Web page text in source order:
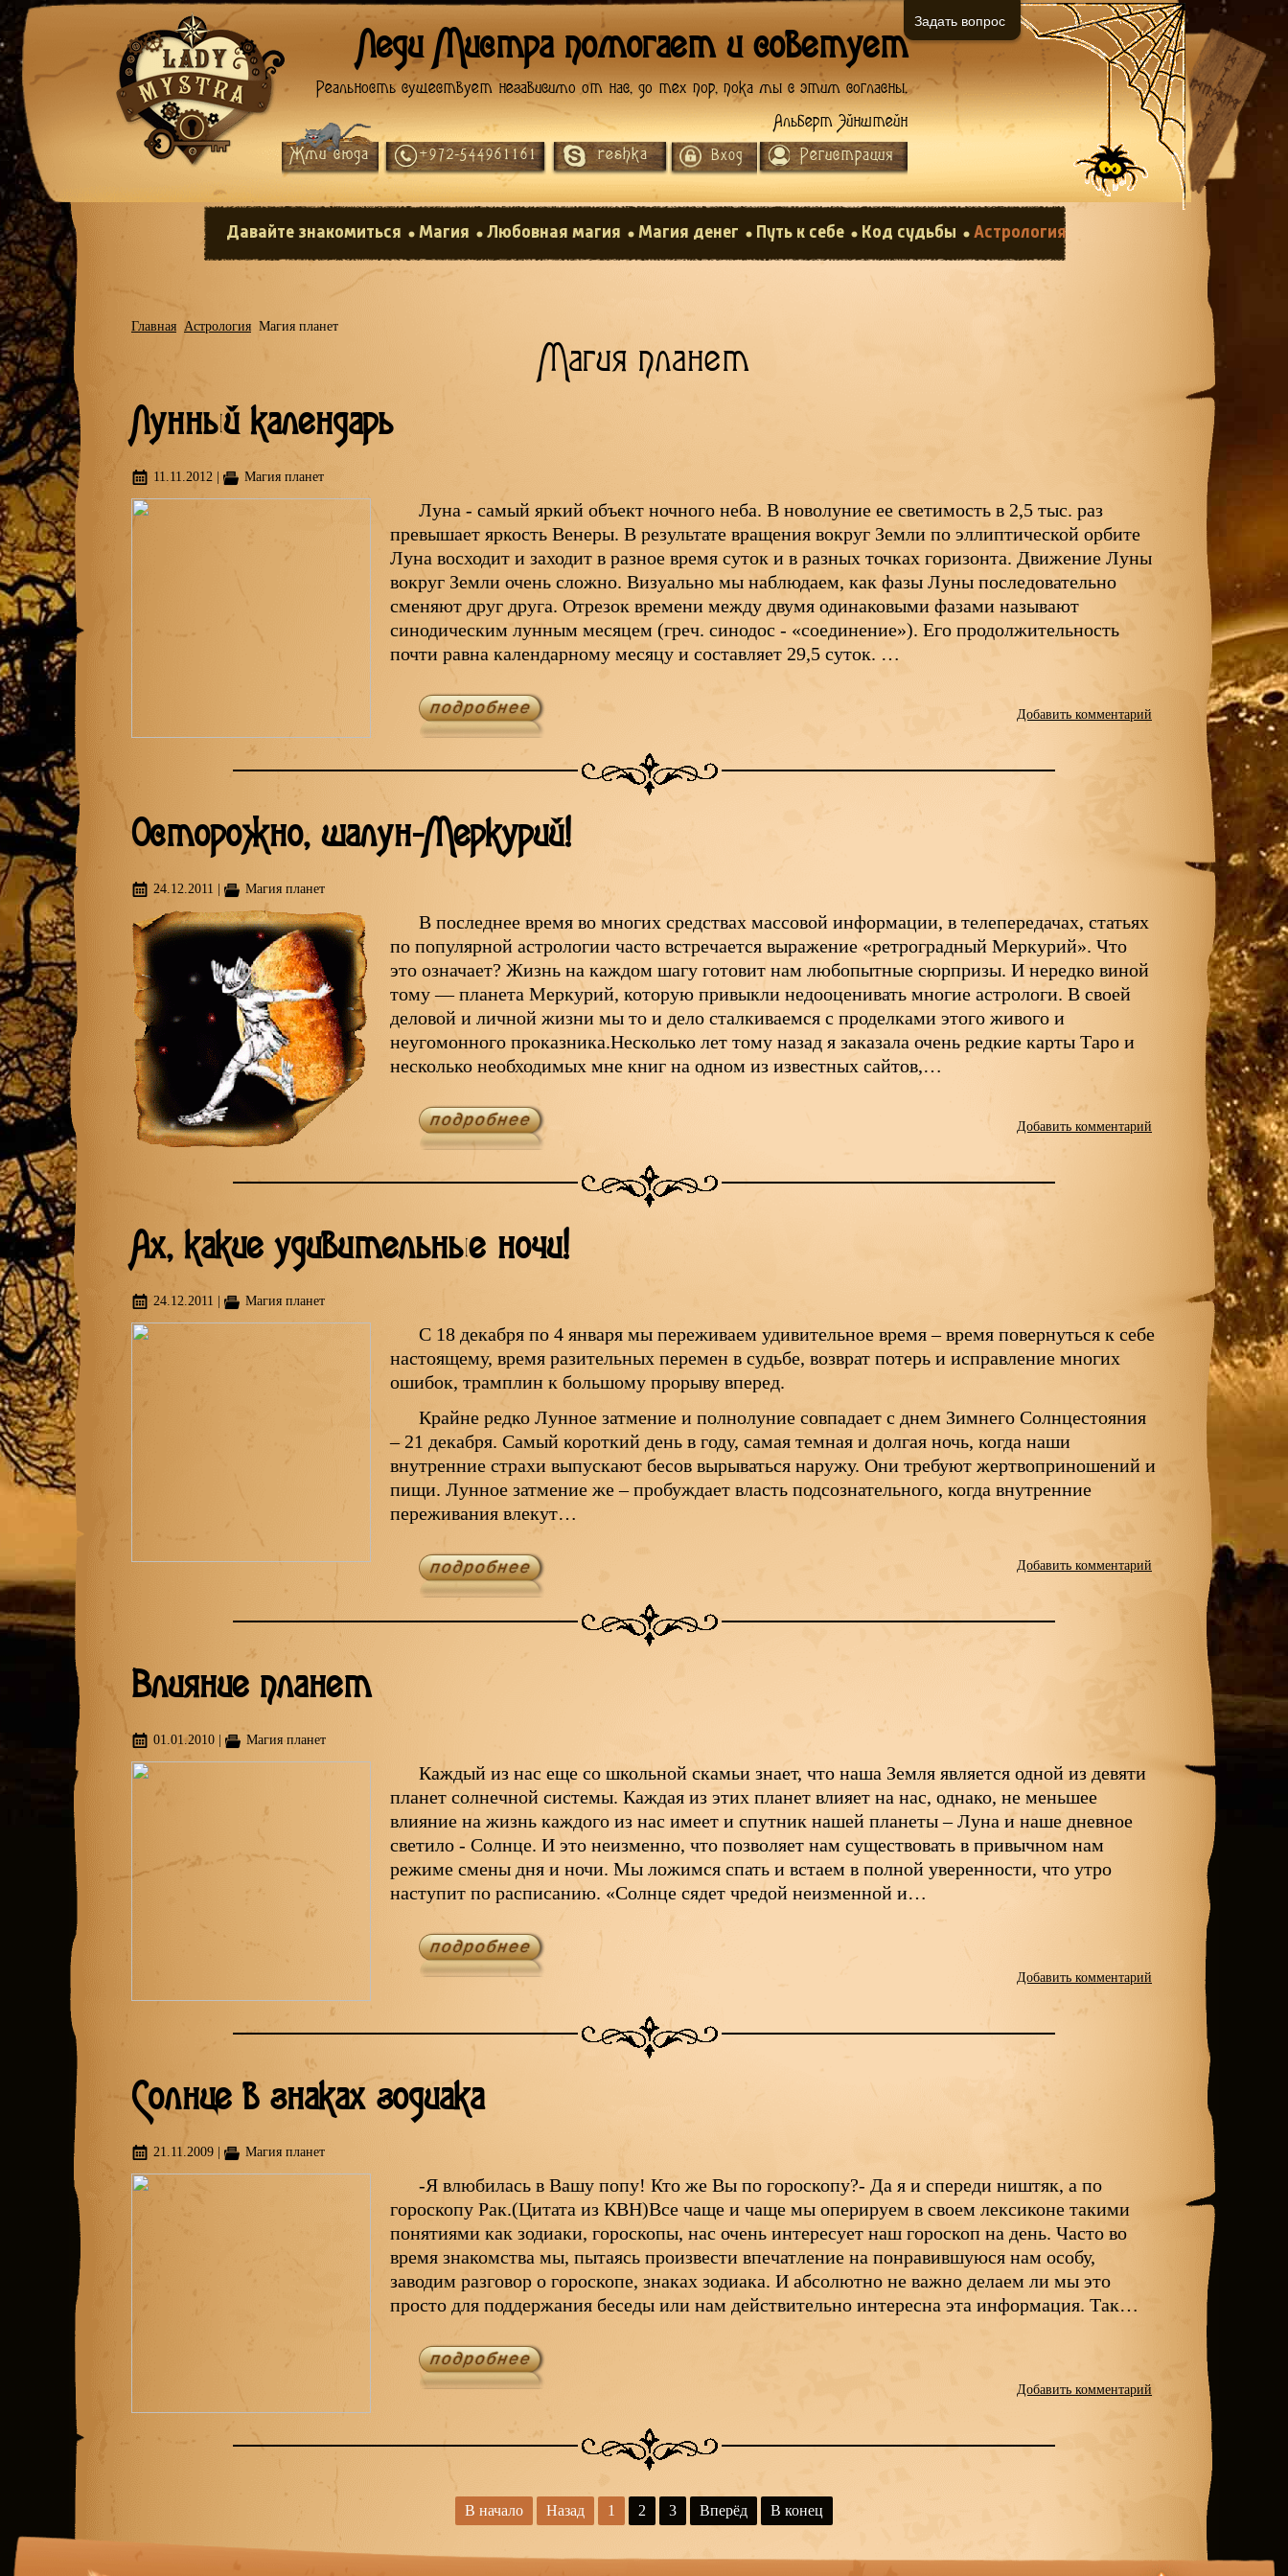
Леди Мистра помогает и советует
Реальность существует независимо от нас, до тех пор, пока мы с этим согласны.
Альберт Эйнштейн
Вход Регистрация
Жми сюда +972-544961161 reshka
Давайте знакомиться Магия Любовная магия Магия денег Путь к себе Код судьбы Астрология
Главная Астрология Магия планет
Магия планет
Лунный календарь
11.11.2012 Магия планет
Луна - самый яркий объект ночного неба. В новолуние ее светимость в 2,5 тыс. раз
превышает яркость Венеры. В результате вращения вокруг Земли по эллиптической орбите
Луна восходит и заходит в разное время суток и в разных точках горизонта. Движение Луны
вокруг Земли очень сложно. Визуально мы наблюдаем, как фазы Луны последовательно
сменяют друг друга. Отрезок времени между двумя одинаковыми фазами называют
синодическим лунным месяцем (греч. синодос - «соединение»). Его продолжительность
почти равна календарному месяцу и составляет 29,5 суток. …
Добавить комментарий
Осторожно, шалун-Меркурий!
24.12.2011 Магия планет
В последнее время во многих средствах массовой информации, в телепередачах, статьях
по популярной астрологии часто встречается выражение «ретроградный Меркурий». Что
это означает? Жизнь на каждом шагу готовит нам любопытные сюрпризы. И нередко виной
тому — планета Меркурий, которую привыкли недооценивать многие астрологи. В своей
деловой и личной жизни мы то и дело сталкиваемся с проделками этого живого и
неугомонного проказника.Несколько лет тому назад я заказала очень редкие карты Таро и
несколько необходимых мне книг на одном из известных сайтов,…
Добавить комментарий
Ах, какие удивительные ночи!
24.12.2011 Магия планет
С 18 декабря по 4 января мы переживаем удивительное время – время повернуться к себе
настоящему, время разительных перемен в судьбе, возврат потерь и исправление многих
ошибок, трамплин к большому прорыву вперед.
Крайне редко Лунное затмение и полнолуние совпадает с днем Зимнего Солнцестояния
– 21 декабря. Самый короткий день в году, самая темная и долгая ночь, когда наши
внутренние страхи выпускают бесов вырываться наружу. Они требуют жертвоприношений и
пищи. Лунное затмение же – пробуждает власть подсознательного, когда внутренние
переживания влекут…
Добавить комментарий
Влияние планет
01.01.2010 Магия планет
Каждый из нас еще со школьной скамьи знает, что наша Земля является одной из девяти
планет солнечной системы. Каждая из этих планет влияет на нас, однако, не меньшее
влияние на жизнь каждого из нас имеет и спутник нашей планеты – Луна и наше дневное
светило - Солнце. И это неизменно, что позволяет нам существовать в привычном нам
режиме смены дня и ночи. Мы ложимся спать и встаем в полной уверенности, что утро
наступит по расписанию. «Солнце сядет чредой неизменной и…
Добавить комментарий
Солнце в знаках зодиака
21.11.2009 Магия планет
-Я влюбилась в Вашу попу! Кто же Вы по гороскопу?- Да я и спереди ништяк, а по
гороскопу Рак.(Цитата из КВН)Все чаще и чаще мы оперируем в своем лексиконе такими
понятиями как зодиаки, гороскопы, нас очень интересует наш гороскоп на день. Часто во
время знакомства мы, пытаясь произвести впечатление на понравившуюся нам особу,
заводим разговор о гороскопе, знаках зодиака. И абсолютно не важно делаем ли мы это
просто для поддержания беседы или нам действительно интересна эта информация. Так…
Добавить комментарий
В начало Назад 1 2 3 Вперёд В конец
Задать вопрос